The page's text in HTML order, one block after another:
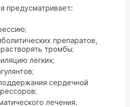
предусматривает:
препаратов,
тромбы;
лёгких;
сердечной
лечения.